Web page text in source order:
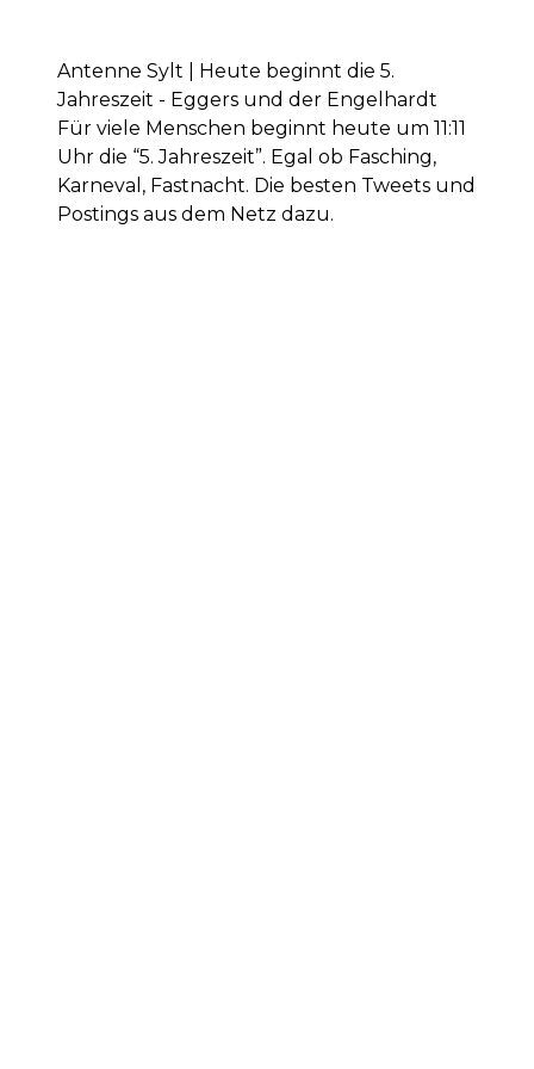
Antenne Sylt | Heute beginnt die 5.
Jahreszeit - Eggers und der Engelhardt
Für viele Menschen beginnt heute um 11:11
Uhr die “5. Jahreszeit”. Egal ob Fasching,
Karneval, Fastnacht. Die besten Tweets und
Postings aus dem Netz dazu.